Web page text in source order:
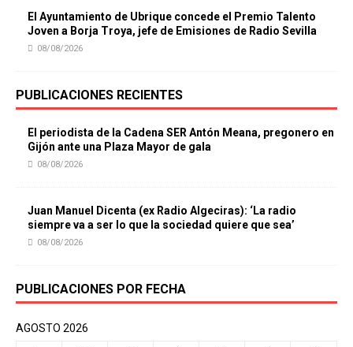
El Ayuntamiento de Ubrique concede el Premio Talento
Joven a Borja Troya, jefe de Emisiones de Radio Sevilla
08/08/2026
PUBLICACIONES RECIENTES
El periodista de la Cadena SER Antón Meana, pregonero en
Gijón ante una Plaza Mayor de gala
08/08/2026
Juan Manuel Dicenta (ex Radio Algeciras): ‘La radio
siempre va a ser lo que la sociedad quiere que sea’
08/08/2026
PUBLICACIONES POR FECHA
AGOSTO 2026